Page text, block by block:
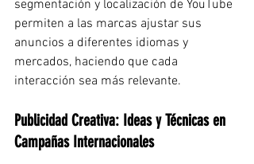
segmentación y localización de YouTube
permiten a las marcas ajustar sus
anuncios a diferentes idiomas y
mercados, haciendo que cada
interacción sea más relevante.
Publicidad Creativa: Ideas y Técnicas en
Campañas Internacionales